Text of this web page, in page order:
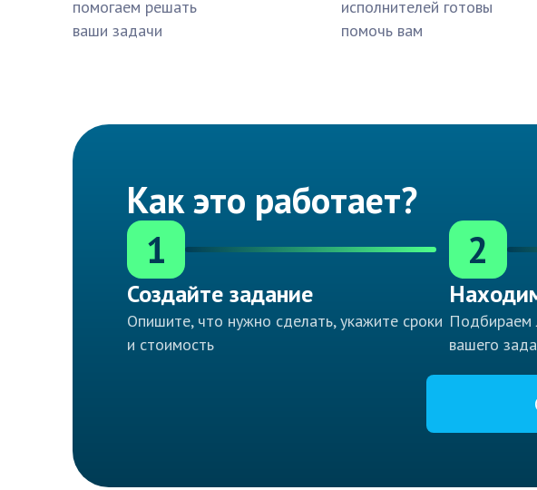
помогаем решать
ваши задачи
исполнителей готовы
помочь вам
Как это работает?
1
Создайте задание
Опишите, что нужно сделать, укажите сроки
и стоимость
2
Подбираем
вашего